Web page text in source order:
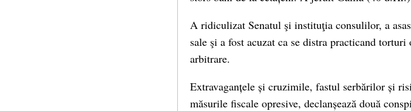
A ridiculizat Senatul şi instituţia consulilor, a
sale şi a fost acuzat ca se distra practicand
arbitrare.
Extravaganțele și cruzimile, fastul serbărilor și
măsurile fiscale opresive, declanșează două